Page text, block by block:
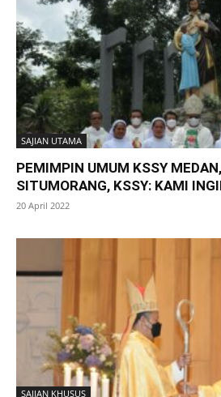
SAJIAN UTAMA
PEMIMPIN UMUM KSSY
SITUMORANG, KSSY: KAMI
20 April 2022
SAJIAN KHUSUS